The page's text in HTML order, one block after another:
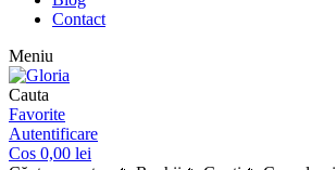
Contact
Meniu
Cauta
Favorite
Autentificare
Cos 0,00 lei